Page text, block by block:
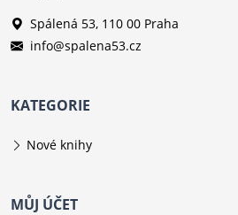
Spálená 53, 110 00 Praha
info@spalena53.cz
KATEGORIE
Nové knihy
MŮJ ÚČET